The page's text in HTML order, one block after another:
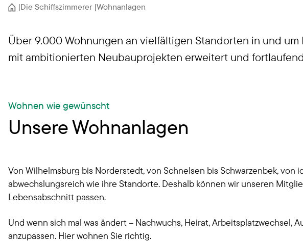
Startseite
Die Schiffszimmerer Wohnanlagen
Über 9.000 Wohnungen an vielfältigen Standorten in und
mit ambitionierten Neubauprojekten erweitert und
Wohnen wie gewünscht
Unsere Wohnanlagen
Von Wilhelmsburg bis Norderstedt, von Schnelsen bis Schwarzenbek,
abwechslungsreich wie ihre Standorte. Deshalb können wir unseren
Lebensabschnitt passen.
Und wenn sich mal was ändert – Nachwuchs, Heirat,
anzupassen. Hier wohnen Sie richtig.